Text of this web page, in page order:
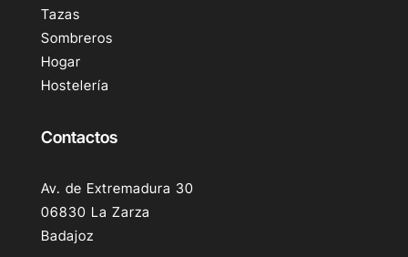
Tazas
Sombreros
Hogar
Hostelería
Contactos
Av. de Extremadura 30
06830 La Zarza
Badajoz